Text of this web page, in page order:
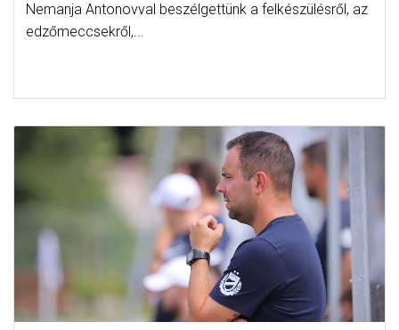
Nemanja Antonovval beszélgettünk a felkészülésről, az
edzőmeccsekről,...